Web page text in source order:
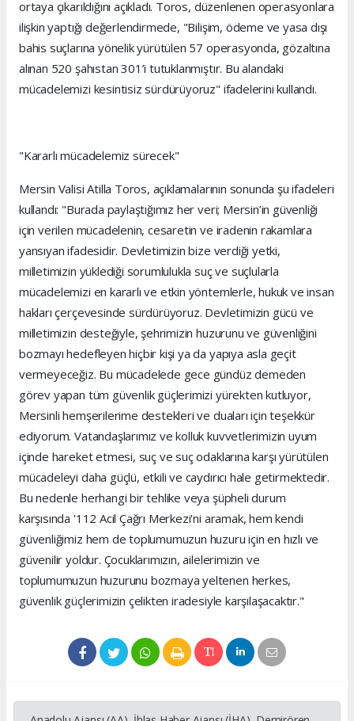
ortaya çıkarıldığını açıkladı. Toros, düzenlenen operasyonlara
ilişkin yaptığı değerlendirmede, "Bilişim, ödeme ve yasa dışı
bahis suçlarına yönelik yürütülen 57 operasyonda, gözaltına
alınan 520 şahıstan 301’i tutuklanmıştır. Bu alandaki
mücadelemizi kesintisiz sürdürüyoruz" ifadelerini kullandı.
"Kararlı mücadelemiz sürecek"
Mersin Valisi Atilla Toros, açıklamalarının sonunda şu ifadeleri
kullandı: "Burada paylaştığımız her veri; Mersin’in güvenliği
için verilen mücadelenin, cesaretin ve iradenin rakamlara
yansıyan ifadesidir. Devletimizin bize verdiği yetki,
milletimizin yüklediği sorumlulukla suç ve suçlularla
mücadelemizi en kararlı ve etkin yöntemlerle, hukuk ve insan
hakları çerçevesinde sürdürüyoruz. Devletimizin gücü ve
milletimizin desteğiyle, şehrimizin huzurunu ve güvenliğini
bozmayı hedefleyen hiçbir kişi ya da yapıya asla geçit
vermeyeceğiz. Bu mücadelede gece gündüz demeden
görev yapan tüm güvenlik güçlerimizi yürekten kutluyor,
Mersinli hemşerilerime destekleri ve duaları için teşekkür
ediyorum. Vatandaşlarımız ve kolluk kuvvetlerimizin uyum
içinde hareket etmesi, suç ve suç odaklarına karşı yürütülen
mücadeleyi daha güçlü, etkili ve caydırıcı hale getirmektedir.
Bu nedenle herhangi bir tehlike veya şüpheli durum
karşısında '112 Acil Çağrı Merkezi'ni aramak, hem kendi
güvenliğimiz hem de toplumumuzun huzuru için en hızlı ve
güvenilir yoldur. Çocuklarımızın, ailelerimizin ve
toplumumuzun huzurunu bozmaya yeltenen herkes,
güvenlik güçlerimizin çelikten iradesiyle karşılaşacaktır."